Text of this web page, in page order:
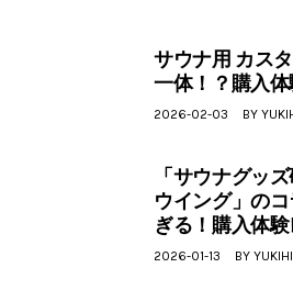
サウナ用 カス
一体！？購入
2026-02-03 BY
「サウナグッ
ウイング」の
ぎる！購入体
2026-01-13 BY